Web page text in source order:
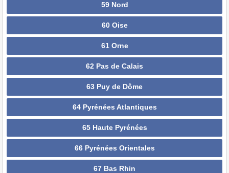
59 Nord
60 Oise
61 Orne
62 Pas de Calais
63 Puy de Dôme
64 Pyrénées Atlantiques
65 Haute Pyrénées
66 Pyrénées Orientales
67 Bas Rhin